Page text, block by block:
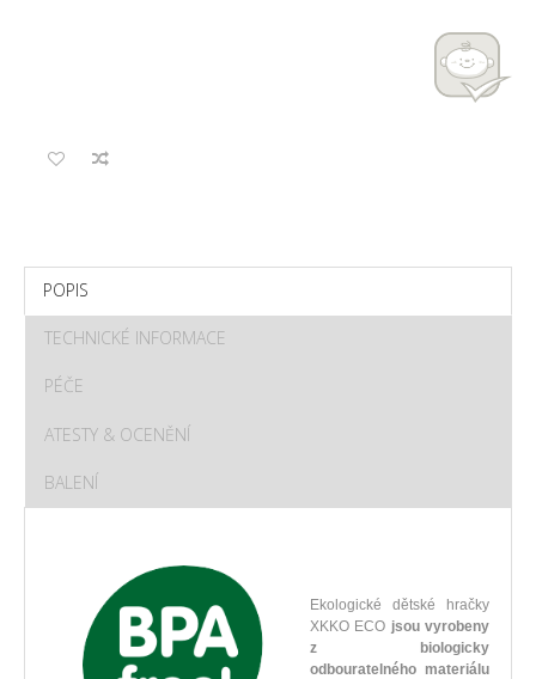
POPIS
TECHNICKÉ INFORMACE
PÉČE
ATESTY & OCENĚNÍ
BALENÍ
Ekologické dětské hračky
XKKO ECO jsou vyrobeny
z biologicky
odbouratelného materiálu